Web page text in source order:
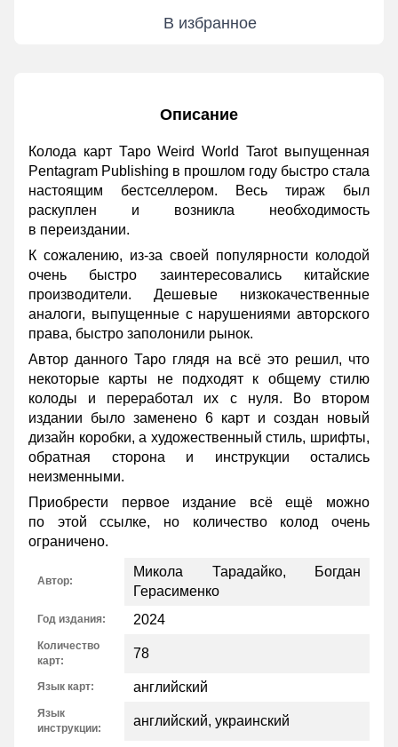
В избранное
Описание
Колода карт Таро Weird World Tarot выпущенная
Pentagram Publishing в прошлом году быстро стала
настоящим бестселлером. Весь тираж был
раскуплен и возникла необходимость
в переиздании.
К сожалению, из-за своей популярности колодой
очень быстро заинтересовались китайские
производители. Дешевые низкокачественные
аналоги, выпущенные с нарушениями авторского
права, быстро заполонили рынок.
Автор данного Таро глядя на всё это решил, что
некоторые карты не подходят к общему стилю
колоды и переработал их с нуля. Во втором
издании было заменено 6 карт и создан новый
дизайн коробки, а художественный стиль, шрифты,
обратная сторона и инструкции остались
неизменными.
Приобрести первое издание всё ещё можно
по этой ссылке, но количество колод очень
ограничено.
Автор:
Микола Тарадайко, Богдан
Герасименко
Год издания: 2024
Количество
карт:
78
Язык карт: английский
Язык
инструкции:
английский, украинский